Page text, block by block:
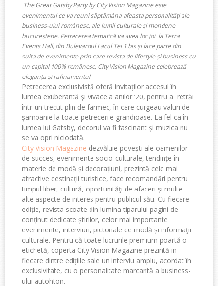
The Great Gatsby Party by City Vision Magazine este
evenimentul ce va reuni săptămâna afeasta personalități ale
business-ului românesc, ale lumii culturale și mondene
bucureștene. Petrecerea tematică va avea loc joi la Terra
Events Hall, din Bulevardul Lacul Tei 1 bis și face parte din
suita de evenimente prin care revista de lifestyle și business cu
un capital 100% românesc, City Vision Magazine celebrează
eleganța și rafinamentul.
Petrecerea exclusivistă oferă invitaților accesul în
lumea exuberantă şi vivace a anilor ’20, pentru a retrăi
într-un trecut plin de farmec, în care curgeau valuri de
şampanie la toate petrecerile grandioase. La fel ca în
lumea lui Gatsby, decorul va fi fascinant și muzica nu
se va opri niciodată.
City Vision Magazine dezvăluie povești ale oamenilor
de succes, evenimente socio-culturale, tendințe în
materie de modă și decorațiuni, prezintă cele mai
atractive destinații turistice, face recomandări pentru
timpul liber, cultură, oportunităţi de afaceri și multe
alte aspecte de interes pentru publicul său. Cu fiecare
ediție, revista scoate din lumina tiparului pagini de
conținut dedicate știrilor, celor mai importante
evenimente, interviuri, pictoriale de modă și informaţii
culturale. Pentru că toate lucrurile premium poartă o
etichetă, coperta City Vision Magazine prezintă în
fiecare dintre edițiile sale un interviu amplu, acordat în
exclusivitate, cu o personalitate marcantă a business-
ului autohton.